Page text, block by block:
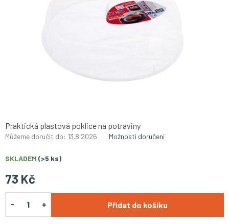
73 Kč
SKLADEM (>5 ks)
Můžeme doručit do: 13.8.2026 Možnosti doručení
Přidat do košíku
Praktická plastová poklice na potraviny